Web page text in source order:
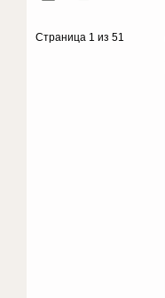
Страница 1 из 51